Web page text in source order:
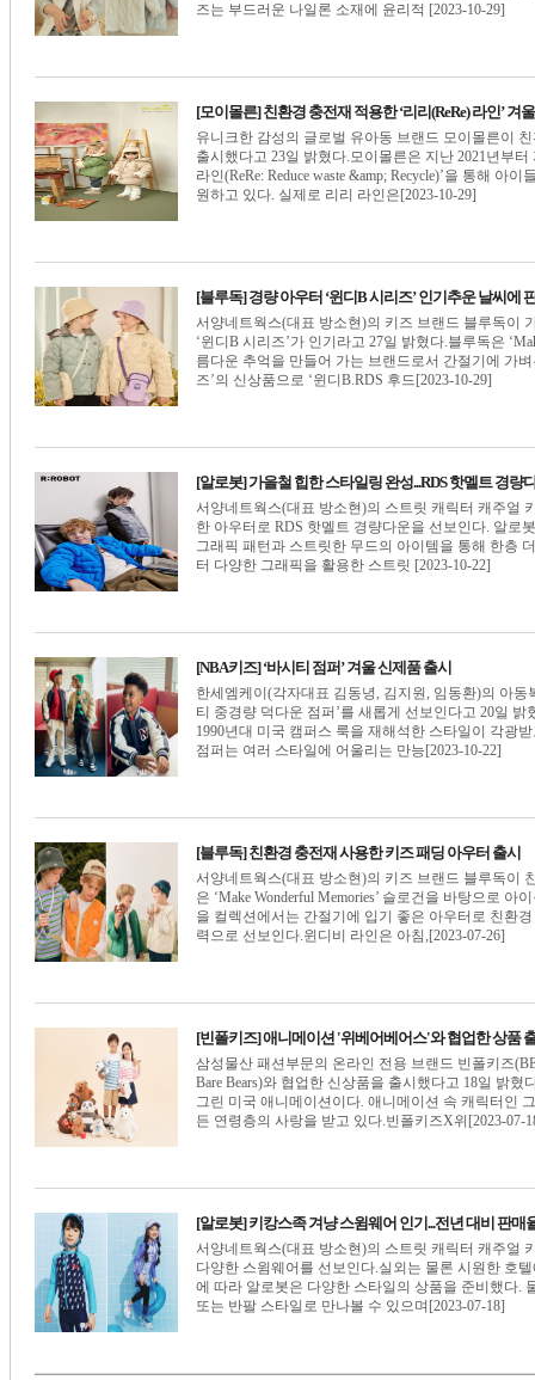
즈는 부드러운 나일론 소재에 윤리적 [2023-10-29]
[모이몰른] 친환경 충전재 적용한 ‘리리(ReRe) 라인’ 겨
유니크한 감성의 글로벌 유아동 브랜드 모이몰른이
출시했다고 23일 밝혔다.모이몰른은 지난 2021년부
라인(ReRe: Reduce waste &amp; Recycle)’을 통해
원하고 있다. 실제로 리리 라인은[2023-10-29]
[블루독] 경량 아우터 ‘윈디B 시리즈’ 인기추운 날씨에
서양네트웍스(대표 방소현)의 키즈 브랜드 블루독이
‘윈디B 시리즈’가 인기라고 27일 밝혔다.블루독은
름다운 추억을 만들어 가는 브랜드로서 간절기에 가
즈’의 신상품으로 ‘윈디B.RDS 후드[2023-10-29]
[알로봇] 가을철 힙한 스타일링 완성...RDS 핫멜트 경량
서양네트웍스(대표 방소현)의 스트릿 캐릭터 캐주얼
한 아우터로 RDS 핫멜트 경량다운을 선보인다. 알로
그래픽 패턴과 스트릿한 무드의 아이템을 통해 한층
터 다양한 그래픽을 활용한 스트릿 [2023-10-22]
[NBA키즈] ‘바시티 점퍼’ 겨울 신제품 출시
한세엠케이(각자대표 김동녕, 김지원, 임동환)의 아
티 중경량 덕다운 점퍼’를 새롭게 선보인다고 20일
1990년대 미국 캠퍼스 룩을 재해석한 스타일이 각광
점퍼는 여러 스타일에 어울리는 만능[2023-10-22]
[블루독] 친환경 충전재 사용한 키즈 패딩 아우터 출시
서양네트웍스(대표 방소현)의 키즈 브랜드 블루독이
은 ‘Make Wonderful Memories’ 슬로건을 바탕으로
을 컬렉션에서는 간절기에 입기 좋은 아우터로 친환
력으로 선보인다.윈디비 라인은 아침,[2023-07-26]
[빈폴키즈] 애니메이션 '위베어베어스'와 협업한 상품
삼성물산 패션부문의 온라인 전용 브랜드 빈폴키즈
Bare Bears)와 협업한 신상품을 출시했다고 18일 밝
그린 미국 애니메이션이다. 애니메이션 속 캐릭터인
든 연령층의 사랑을 받고 있다.빈폴키즈X위[2023-07-
[알로봇] 키캉스족 겨냥 스윔웨어 인기...전년 대비 판매
서양네트웍스(대표 방소현)의 스트릿 캐릭터 캐주얼
다양한 스윔웨어를 선보인다.실외는 물론 시원한 호
에 따라 알로봇은 다양한 스타일의 상품을 준비했다.
또는 반팔 스타일로 만나볼 수 있으며[2023-07-18]